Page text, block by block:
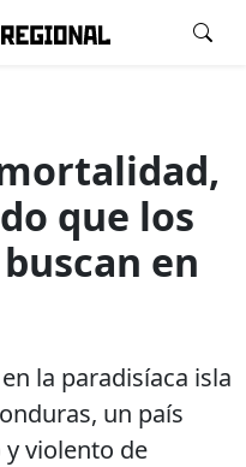
que los
en
la paradisíaca isla
un país
violento de